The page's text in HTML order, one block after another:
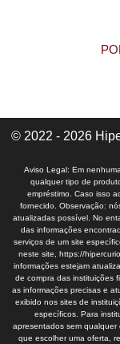
© 2022 - 2026
Aviso Legal: Em
qualquer tipo de
empréstimo. Caso isso
fornecido. Observação:
atualizadas possível. No
das informações
serviços de um site
neste site, https://
informações estejam
de compra das instituições
as informações precisas e
exibido nos sites de
específicos. Para
apresentados sem qualquer
que escolher uma oferta,